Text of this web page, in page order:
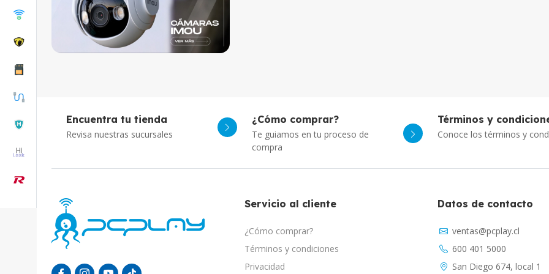
Encuentra tu tienda
Revisa nuestras sucursales
¿Cómo comprar?
Te guiamos en tu proceso de
compra
Términos y
Conoce los términos y
Servicio al cliente
¿Cómo comprar?
Términos y condiciones
Privacidad
Datos de contacto
ventas@pcplay.cl
600 401 5000
San Diego 674, local 1